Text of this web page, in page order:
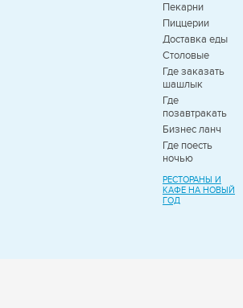
Пекарни
Пиццерии
Доставка еды
Столовые
Где заказать
шашлык
Где
позавтракать
Бизнес ланч
Где поесть
ночью
РЕСТОРАНЫ И
КАФЕ НА НОВЫЙ
ГОД